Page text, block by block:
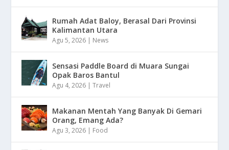
Rumah Adat Baloy, Berasal Dari Provinsi
Kalimantan Utara
Agu 5, 2026 | News
Sensasi Paddle Board di Muara Sungai
Opak Baros Bantul
Agu 4, 2026 |Travel
Makanan Mentah Yang Banyak Di Gemari
Orang, Emang Ada?
Agu 3, 2026 | Food